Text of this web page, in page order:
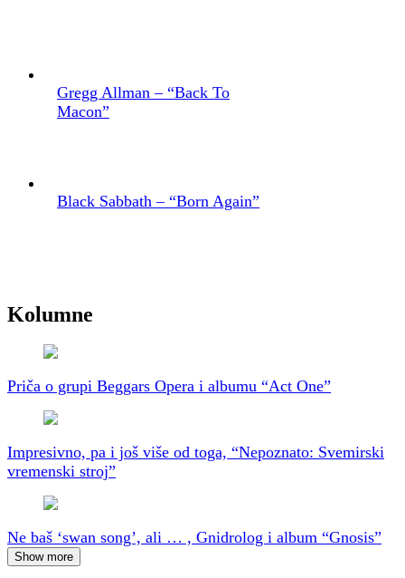
Gregg Allman – “Back To
Macon”
Black Sabbath – “Born Again”
Kolumne
Priča o grupi Beggars Opera i albumu “Act One”
Impresivno, pa i još više od toga, “Nepoznato: Svemirski
vremenski stroj”
Ne baš ‘swan song’, ali … , Gnidrolog i album “Gnosis”
Show more